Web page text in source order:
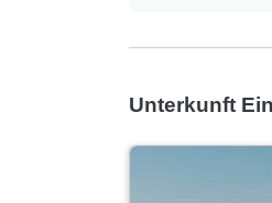
Unterkunft